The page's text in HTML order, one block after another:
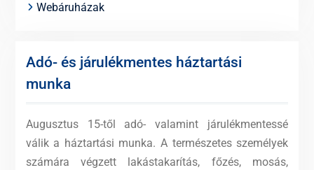
Webáruházak
Adó- és járulékmentes háztartási
munka
Augusztus 15-től adó- valamint járulékmentessé
válik a háztartási munka. A természetes személyek
számára végzett lakástakarítás, főzés, mosás,